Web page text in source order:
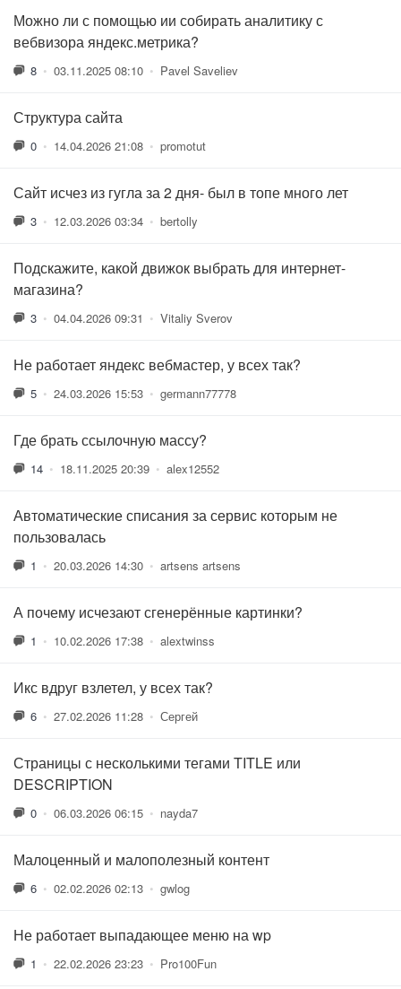
Можно ли с помощью ии собирать аналитику с
вебвизора яндекс.метрика?
8 • 03.11.2025 08:10 • Pavel Saveliev
Структура сайта
0 • 14.04.2026 21:08 • promotut
Сайт исчез из гугла за 2 дня- был в топе много лет
3 • 12.03.2026 03:34 • bertolly
Подскажите, какой движок выбрать для интернет-
магазина?
3 • 04.04.2026 09:31 • Vitaliy Sverov
Не работает яндекс вебмастер, у всех так?
5 • 24.03.2026 15:53 • germann77778
Где брать ссылочную массу?
14 • 18.11.2025 20:39 • alex12552
Автоматические списания за сервис которым не
пользовалась
1 • 20.03.2026 14:30 • artsens artsens
А почему исчезают сгенерённые картинки?
1 • 10.02.2026 17:38 • alextwinss
Икс вдруг взлетел, у всех так?
6 • 27.02.2026 11:28 • Сергей
Страницы с несколькими тегами TITLE или
DESCRIPTION
0 • 06.03.2026 06:15 • nayda7
Малоценный и малополезный контент
6 • 02.02.2026 02:13 • gwlog
Не работает выпадающее меню на wp
1 • 22.02.2026 23:23 • Pro100Fun